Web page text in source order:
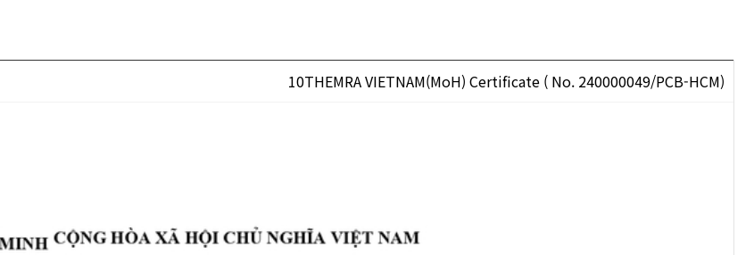
10THEMRA VIETNAM(MoH) Certificate ( No. 240000049/PCB-HCM)